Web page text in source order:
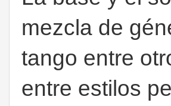
mezcla de
tango entre
entre estilos